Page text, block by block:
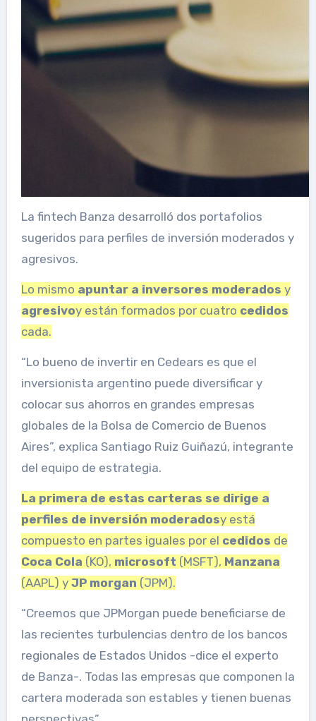
La fintech Banza desarrolló dos portafolios
sugeridos para perfiles de inversión moderados y
agresivos.
Lo mismo apuntar a inversores moderados y
agresivoy están formados por cuatro cedidos
cada.
“Lo bueno de invertir en Cedears es que el
inversionista argentino puede diversificar y
colocar sus ahorros en grandes empresas
globales de la Bolsa de Comercio de Buenos
Aires”, explica Santiago Ruiz Guiñazú, integrante
del equipo de estrategia.
La primera de estas carteras se dirige a
perfiles de inversión moderadosy está
compuesto en partes iguales por el cedidos de
Coca Cola (KO), microsoft (MSFT), Manzana
(AAPL) y JP morgan (JPM).
“Creemos que JPMorgan puede beneficiarse de
las recientes turbulencias dentro de los bancos
regionales de Estados Unidos -dice el experto
de Banza-. Todas las empresas que componen la
cartera moderada son estables y tienen buenas